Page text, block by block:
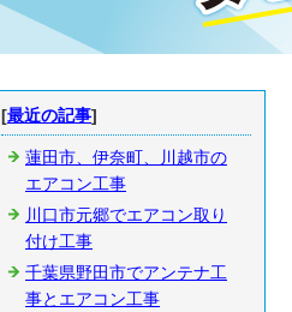
[最近の記事]
蓮田市、伊奈町、川越市の
エアコン工事
川口市元郷でエアコン取り
付け工事
千葉県野田市でアンテナ工
事とエアコン工事